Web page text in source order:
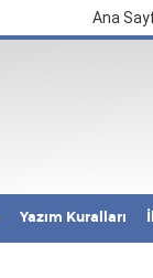
Ana
Yazım Kuralları